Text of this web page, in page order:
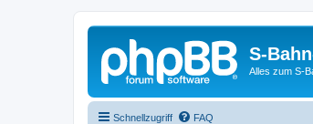
S-
Alles zum S-
Schnellzugriff FAQ